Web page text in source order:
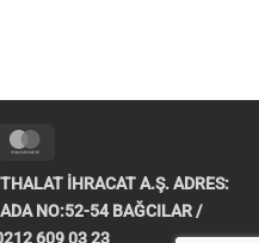
İHRACAT A.Ş. ADRES:
NO:52-54 BAĞCILAR /
609 03 23